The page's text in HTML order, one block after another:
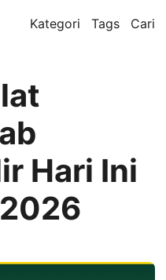
Kategori Tags Cari
Hari Ini